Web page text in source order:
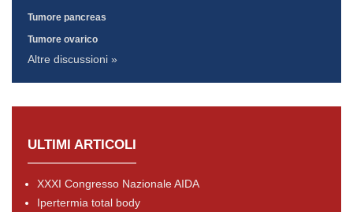
Tumore pancreas
Tumore ovarico
Altre discussioni »
ULTIMI ARTICOLI
XXXI Congresso Nazionale AIDA
Ipertermia total body